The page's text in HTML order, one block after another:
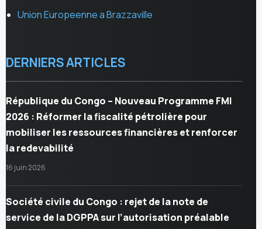
Union Europeenne a Brazzaville
DERNIERS ARTICLES
République du Congo – Nouveau Programme FMI
2026 : Réformer la fiscalité pétrolière pour
mobiliser les ressources financières et renforcer
la redevabilité
16 juin 2026
Société civile du Congo : rejet de la note de
service de la DGPPA sur l’autorisation préalable